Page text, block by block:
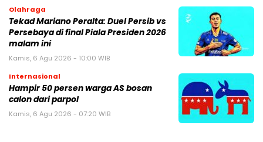
Olahraga
Tekad Mariano Peralta: Duel Persib vs
Persebaya di final Piala Presiden 2026
malam ini
Kamis, 6 Agu 2026 - 10:00 WIB
Internasional
Hampir 50 persen warga AS bosan
calon dari parpol
Kamis, 6 Agu 2026 - 07:20 WIB